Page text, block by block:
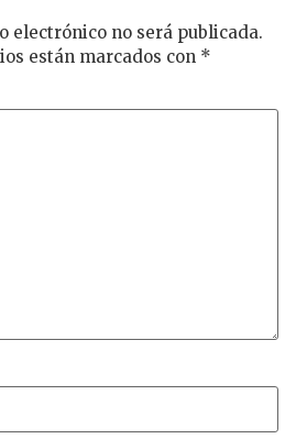
electrónico no será publicada.
están marcados con *